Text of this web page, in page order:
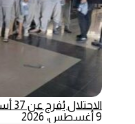
الاحتلال يُفرج عن 37 أسيراً من غزة
9 أغسطس، 2026